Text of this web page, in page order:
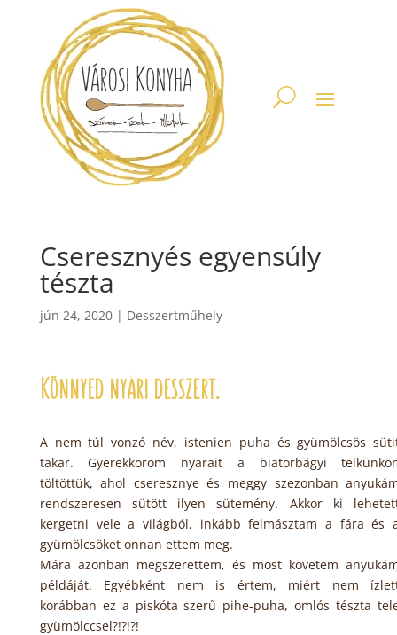
Cseresznyés egyensúly
tészta
jún 24, 2020| Desszertműhely
Könnyed nyári desszert.
A nem túl vonzó név, istenien puha és gyümölcsös
takar. Gyerekkorom nyarait a biatorbágyi
töltöttük, ahol cseresznye és meggy szezonban
rendszeresen sütött ilyen sütemény. Akkor ki
kergetni vele a világból, inkább felmásztam a fára és
gyümölcsöket onnan ettem meg.
Mára azonban megszerettem, és most követem
példáját. Egyébként nem is értem, miért nem
korábban ez a piskóta szerű pihe-puha, omlós tészta
gyümölccsel?!?!?!